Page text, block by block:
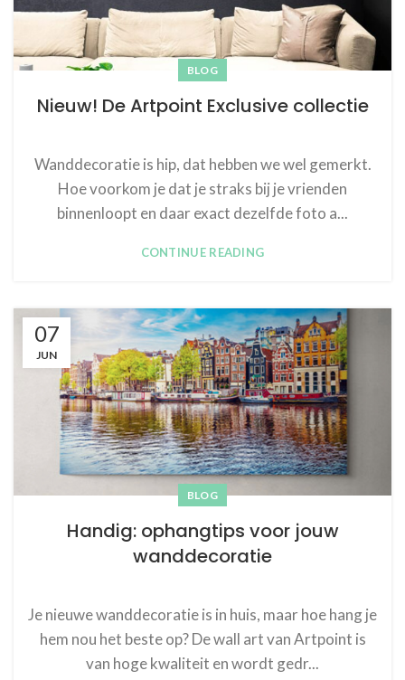
BLOG
Nieuw! De Artpoint Exclusive collectie
Wanddecoratie is hip, dat hebben we wel gemerkt.
Hoe voorkom je dat je straks bij je vrienden
binnenloopt en daar exact dezelfde foto a...
CONTINUE READING
07
JUN
BLOG
Handig: ophangtips voor jouw
wanddecoratie
Je nieuwe wanddecoratie is in huis, maar hoe hang je
hem nou het beste op? De wall art van Artpoint is
van hoge kwaliteit en wordt gedr...